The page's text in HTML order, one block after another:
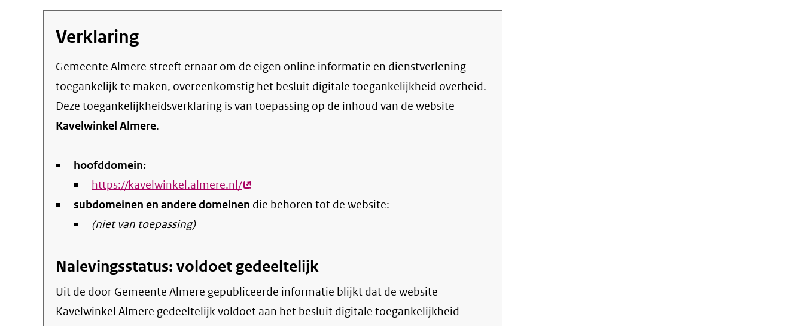
Verklaring
Gemeente Almere streeft ernaar om de eigen online informatie en dienstverlening
toegankelijk te maken, overeenkomstig het besluit digitale toegankelijkheid overheid.
Deze toegankelijkheidsverklaring is van toepassing op de inhoud van de website
Kavelwinkel Almere.
hoofddomein:
https://kavelwinkel.almere.nl/(externe
link)
subdomeinen en andere domeinen die behoren tot de website:
(niet van toepassing)
Nalevingsstatus: voldoet gedeeltelijk
Uit de door Gemeente Almere gepubliceerde informatie blijkt dat de website
Kavelwinkel Almere gedeeltelijk voldoet aan het besluit digitale toegankelijkheid